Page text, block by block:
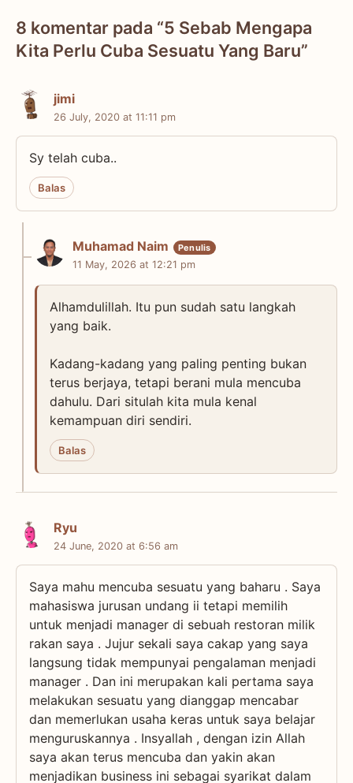
8 komentar pada “5 Sebab Mengapa
Kita Perlu Cuba Sesuatu Yang Baru”
jimi
26 July, 2020 at 11:11 pm
Sy telah cuba..
Balas
Muhamad Naim
11 May, 2026 at 12:21 pm
Alhamdulillah. Itu pun sudah satu langkah
yang baik.
Kadang-kadang yang paling penting bukan
terus berjaya, tetapi berani mula mencuba
dahulu. Dari situlah kita mula kenal
kemampuan diri sendiri.
Balas
Ryu
24 June, 2020 at 6:56 am
Saya mahu mencuba sesuatu yang baharu . Saya
mahasiswa jurusan undang ii tetapi memilih
untuk menjadi manager di sebuah restoran milik
rakan saya . Jujur sekali saya cakap yang saya
langsung tidak mempunyai pengalaman menjadi
manager . Dan ini merupakan kali pertama saya
melakukan sesuatu yang dianggap mencabar
dan memerlukan usaha keras untuk saya belajar
menguruskannya . Insyallah , dengan izin Allah
saya akan terus mencuba dan yakin akan
menjadikan business ini sebagai syarikat dalam